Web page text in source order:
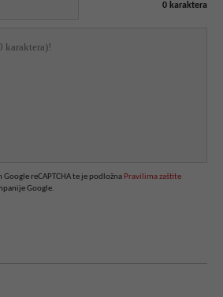
0 karaktera
reCAPTCHA te je podložna Pravilima zaštite
Google.